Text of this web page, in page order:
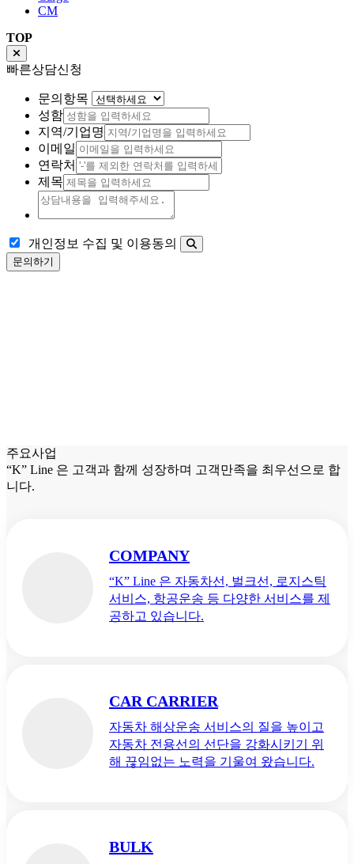
CM
TOP
빠른상담신청
문의항목
성함
지역/기업명
이메일
연락처
제목
개인정보 수집 및 이용동의
문의하기
주요사업
“K” Line 은 고객과 함께 성장하며 고객만족을 최우선으로 합
니다.
COMPANY
“K” Line 은 자동차선, 벌크선, 로지스틱
서비스, 항공운송 등 다양한 서비스를 제
공하고 있습니다.
CAR CARRIER
자동차 해상운송 서비스의 질을 높이고
자동차 전용선의 선단을 강화시키기 위
해 끊임없는 노력을 기울여 왔습니다.
BULK